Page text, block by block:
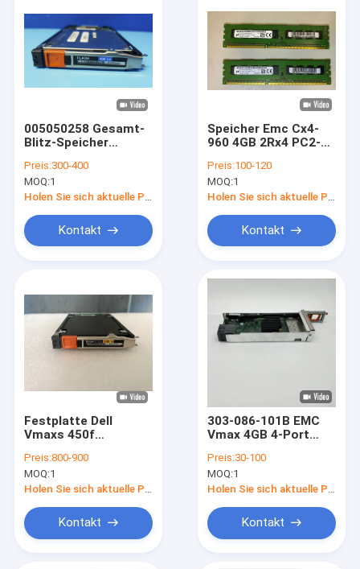
Über uns
Fordern Sie ein Zitat
Einheits-Speicher DELLS EMC
005050258 Gesamt-
Blitz-Speicher
Emc Vmaxs 250f SSD
3,5 4G 528 BPS
Preis:300-400
MOQ:1
Holen Sie sich aktuelle Preis
Kontakt
Speicher Emc Cx4-
960 4GB 2Rx4 PC2-
465 Dell Vmaxs 10k
Emc Vmax
Preis:100-120
MOQ:1
Holen Sie sich aktuelle Preis
Kontakt
Festplatte Dell
Vmaxs 450f
SSD 1.92T 2,5 12G
BPS
Preis:800-900
MOQ:1
Holen Sie sich aktuelle Preis
Kontakt
303-086-101B EMC
Vmax 4GB 4-Port
Modul QSFP SEIN
Preis:30-100
MOQ:1
Holen Sie sich aktuelle Preis
Kontakt